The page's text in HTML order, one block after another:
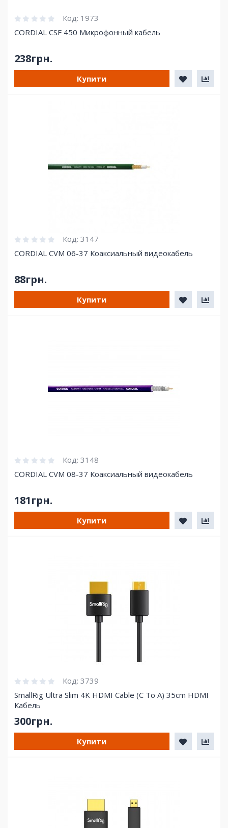
Код: 1973
CORDIAL CSF 450 Микрофонный кабель
238грн.
Купити
Код: 3147
CORDIAL CVM 06-37 Коаксиальный видеокабель
88грн.
Купити
Код: 3148
CORDIAL CVM 08-37 Коаксиальный видеокабель
181грн.
Купити
Код: 3739
SmallRig Ultra Slim 4K HDMI Cable (C To A) 35cm HDMI
Кабель
300грн.
Купити